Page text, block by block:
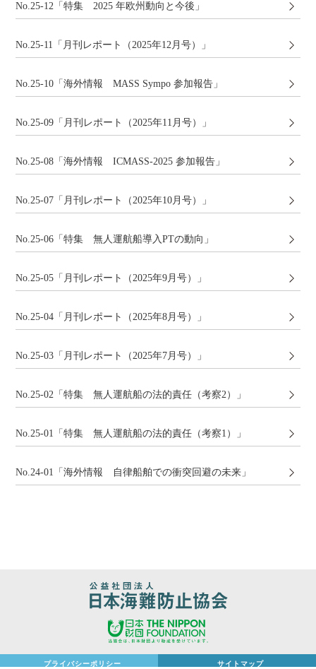
No.25-12「特集 2025 年欧州動向と今後」
No.25-11「月刊レポート（2025年12月号）」
No.25-10「海外情報 MASS Sympo 参加報告」
No.25-09「月刊レポート（2025年11月号）」
No.25-08「海外情報 ICMASS-2025 参加報告」
No.25-07「月刊レポート（2025年10月号）」
No.25-06「特集 無人運航船導入PTの動向」
No.25-05「月刊レポート（2025年9月号）」
No.25-04「月刊レポート（2025年8月号）」
No.25-03「月刊レポート（2025年7月号）」
No.25-02「特集 無人運航船の法的責任（考察2）」
No.25-01「特集 無人運航船の法的責任（考察1）」
No.24-01「海外情報 ⾃律船舶での衝突回避の未来」
プライバシーポリシー サイトマップ